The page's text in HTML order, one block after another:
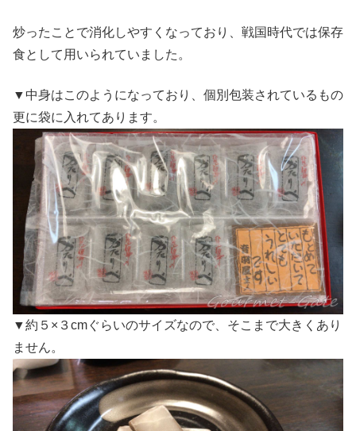
炒ったことで消化しやすくなっており、戦国時代では保存
食として用いられていました。
▼中身はこのようになっており、個別包装されているもの
更に袋に入れてあります。
▼約５×３cmぐらいのサイズなので、そこまで大きくあり
ません。